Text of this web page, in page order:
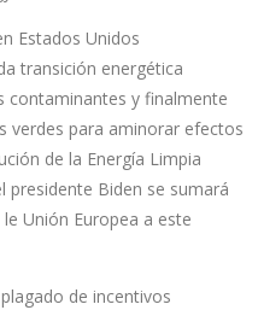
Estados Unidos
transición energética
contaminantes y finalmente
verdes para aminorar efectos
de la Energía Limpia
presidente Biden se sumará
Unión Europea a este
de incentivos